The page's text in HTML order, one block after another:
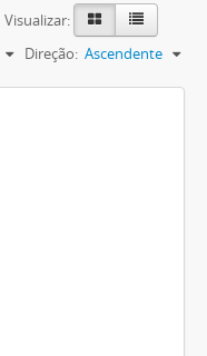
Visualizar:
Direção: Ascendente